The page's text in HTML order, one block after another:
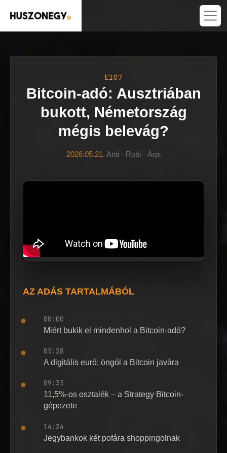
E107
Bitcoin-adó: Ausztriában
bukott, Németország
mégis belevág?
2026.05.21. Anti · Robi · Árpi
AZ ADÁS TARTALMÁBÓL
00:00
Miért bukik el mindenhol a Bitcoin-adó?
05:28
A digitális euró: öngól a Bitcoin javára
09:35
11,5%-os osztalék – a Strategy Bitcoin-
gépezete
14:24
Jegybankok két pofára shoppingolnak